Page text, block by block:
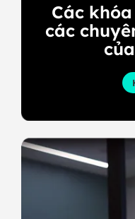
Các
các